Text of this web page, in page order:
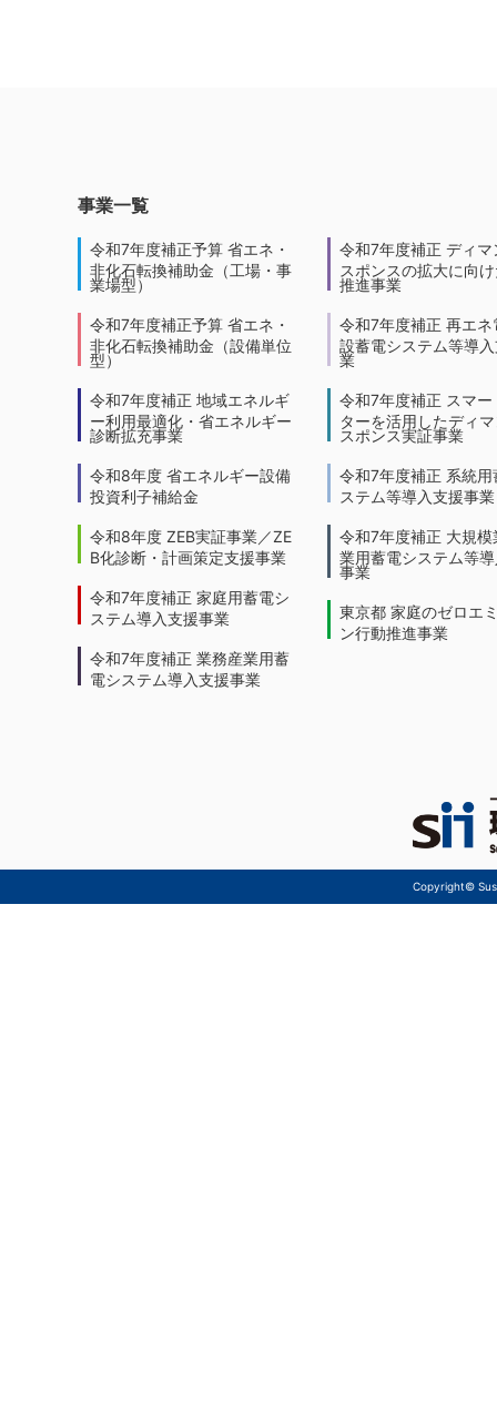
事業一覧
令和7年度補正予算 省エネ・
非化石転換補助金（工場・事
業場型）
令和7年度補正予算 省エネ・
非化石転換補助金（設備単位
型）
令和7年度補正 地域エネルギ
ー利用最適化・省エネルギー
診断拡充事業
令和8年度 省エネルギー設備
投資利子補給金
令和8年度 ZEB実証事業／ZE
B化診断・計画策定支援事業
令和7年度補正 家庭用蓄電シ
ステム導入支援事業
令和7年度補正 業務産業用蓄
電システム導入支援事業
令和7年度補正 ディマ
スポンスの拡大に向
推進事業
令和7年度補正 再エネ
設蓄電システム等導
業
令和7年度補正 スマー
ターを活用したディ
スポンス実証事業
令和7年度補正 系統用
ステム等導入支援事業
令和7年度補正 大規模
業用蓄電システム等
事業
東京都 家庭のゼロエ
ン行動推進事業
Copyright©